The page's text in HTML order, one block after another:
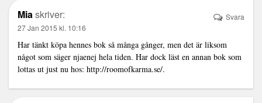
Miaskriver:
27 Jan 2015 kl. 10:16
Har tänkt köpa hennes bok så många gånger, men det är liksom
något som säger njaenej hela tiden. Har dock läst en annan bok som
lottas ut just nu hos: http://roomofkarma.se/.
Svara